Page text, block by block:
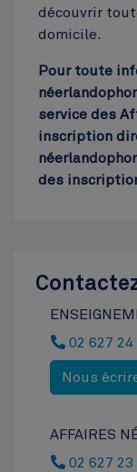
découvrir
domicile.
Pour toute
service des
inscription
des
02 627 24
Nous
AFFAIRES
02 627 23